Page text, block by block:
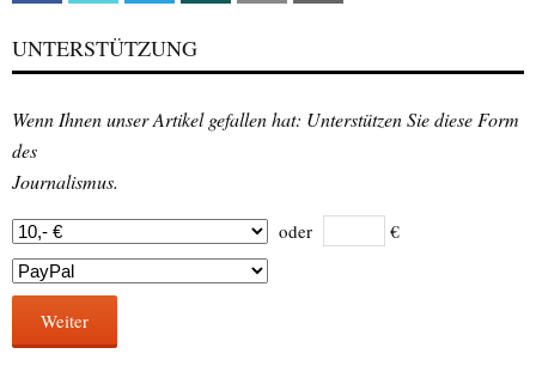
UNTERSTÜTZUNG
Wenn Ihnen unser Artikel gefallen hat: Unterstützen Sie diese Form
des
Journalismus.
oder €
Weiter